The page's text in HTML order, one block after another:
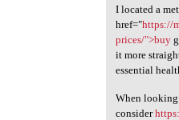
I located a
href="https://
prices/">buy
it more
essential
When looking
consider